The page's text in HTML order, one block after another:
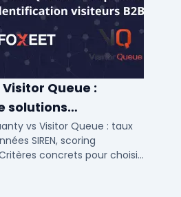
Queue :
solutions
visiteurs B2B
vs Visitor Queue : taux
SIREN, scoring
concrets pour choisir
generation B2B en PME et